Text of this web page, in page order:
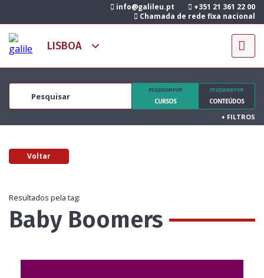
info@galileu.pt
+351 21 361 22 00
Chamada de rede fixa nacional
PESQUISAR POR
CURSOS
PESQUISAR POR
CONTEÚDOS
+ FILTROS
Voltar
Resultados pela tag:
Baby Boomers